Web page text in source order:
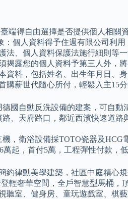
端得自由選擇是否提供個人相
：個人資料得予住週有限公司利
法、個人資料保護法施行細則等
揭露您的個人資料予第三人外，
資料，包括姓名、出生年月日、
薪世代隨心所付，輕鬆入主15
國自動反洗設備的建案，可自動
、天府路口，鄰近西濱快速道
，衛浴設備採TOTO瓷器及HCG
萬起，首付5萬，工程彈性付款，
約律動美學建築，社區中庭精
輕奢華空間，全戶智慧型馬桶
聽室、健身房、童玩遊戲室、